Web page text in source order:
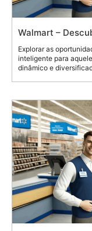
Walmart –
Explorar as
inteligente para
dinâmico e